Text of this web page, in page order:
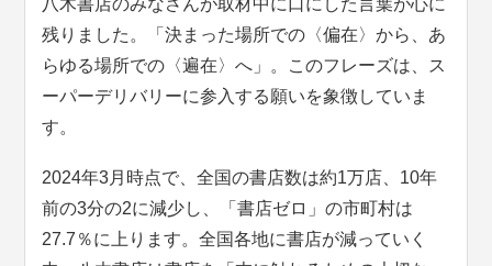
残りました。「決まった場所での〈偏在〉から、あ
らゆる場所での〈遍在〉へ」。このフレーズは、ス
ーパーデリバリーに参入する願いを象徴していま
す。
2024年3月時点で、全国の書店数は約1万店、10年
前の3分の2に減少し、「書店ゼロ」の市町村は
27.7％に上ります。全国各地に書店が減っていく